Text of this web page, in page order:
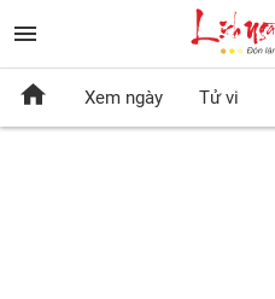
Xem ngày Tử vi